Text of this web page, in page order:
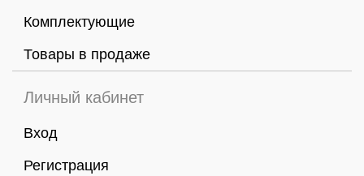
Комплектующие
Товары в продаже
Личный кабинет
Вход
Регистрация